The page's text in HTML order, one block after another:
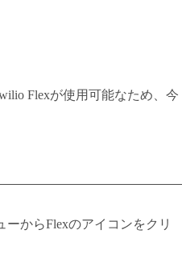
Flexが使用可能なため、今
からFlexのアイコンをクリ